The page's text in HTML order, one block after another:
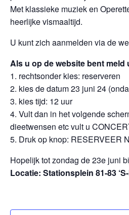
Met klassieke muziek en
heerlijke vismaaltijd.
U kunt zich aanmelden via de
Als u op de website bent
1. rechtsonder kies: reserveren
2. kies de datum 23 juni 24
3. kies tijd: 12 uur
4. Vult dan in het volgende
dieetwensen etc vult u
5. Druk op knop: RESERVEER
Hopelijk tot zondag de 23e juni
Locatie: Stationsplein 81-83